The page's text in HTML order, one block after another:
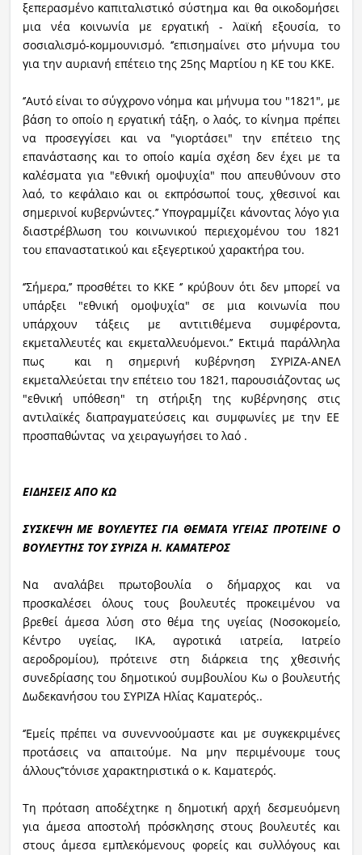
ξεπερασμένο καπιταλιστικό σύστημα και θα οικοδομήσει
μια νέα κοινωνία με εργατική - λαϊκή εξουσία, το
σοσιαλισμό-κομμουνισμό. ‘’επισημαίνει στο μήνυμα του
για την αυριανή επέτειο της 25ης Μαρτίου η ΚΕ του ΚΚΕ.
‘’Αυτό είναι το σύγχρονο νόημα και μήνυμα του "1821", με
βάση το οποίο η εργατική τάξη, ο λαός, το κίνημα πρέπει
να προσεγγίσει και να "γιορτάσει" την επέτειο της
επανάστασης και το οποίο καμία σχέση δεν έχει με τα
καλέσματα για "εθνική ομοψυχία" που απευθύνουν στο
λαό, το κεφάλαιο και οι εκπρόσωποί τους, χθεσινοί και
σημερινοί κυβερνώντες.’’ Υπογραμμίζει κάνοντας λόγο για
διαστρέβλωση του κοινωνικού περιεχομένου του 1821
του επαναστατικού και εξεγερτικού χαρακτήρα του.
‘’Σήμερα,’’ προσθέτει το ΚΚΕ ‘’ κρύβουν ότι δεν μπορεί να
υπάρξει "εθνική ομοψυχία" σε μια κοινωνία που
υπάρχουν τάξεις με αντιτιθέμενα συμφέροντα,
εκμεταλλευτές και εκμεταλλευόμενοι.’’ Εκτιμά παράλληλα
πως και η σημερινή κυβέρνηση ΣΥΡΙΖΑ-ΑΝΕΛ
εκμεταλλεύεται την επέτειο του 1821, παρουσιάζοντας ως
"εθνική υπόθεση" τη στήριξη της κυβέρνησης στις
αντιλαϊκές διαπραγματεύσεις και συμφωνίες με την ΕΕ
προσπαθώντας να χειραγωγήσει το λαό .
ΕΙΔΗΣΕΙΣ ΑΠΟ ΚΩ
ΣΥΣΚΕΨΗ ΜΕ ΒΟΥΛΕΥΤΕΣ ΓΙΑ ΘΕΜΑΤΑ ΥΓΕΙΑΣ ΠΡΟΤΕΙΝΕ Ο
ΒΟΥΛΕΥΤΗΣ ΤΟΥ ΣΥΡΙΖΑ Η. ΚΑΜΑΤΕΡΟΣ
Να αναλάβει πρωτοβουλία ο δήμαρχος και να
προσκαλέσει όλους τους βουλευτές προκειμένου να
βρεθεί άμεσα λύση στο θέμα της υγείας (Νοσοκομείο,
Κέντρο υγείας, ΙΚΑ, αγροτικά ιατρεία, Ιατρείο
αεροδρομίου), πρότεινε στη διάρκεια της χθεσινής
συνεδρίασης του δημοτικού συμβουλίου Κω ο βουλευτής
Δωδεκανήσου του ΣΥΡΙΖΑ Ηλίας Καματερός..
‘’Εμείς πρέπει να συνεννοούμαστε και με συγκεκριμένες
προτάσεις να απαιτούμε. Να μην περιμένουμε τους
άλλους’’τόνισε χαρακτηριστικά ο κ. Καματερός.
Τη πρόταση αποδέχτηκε η δημοτική αρχή δεσμευόμενη
για άμεσα αποστολή πρόσκλησης στους βουλευτές και
στους άμεσα εμπλεκόμενους φορείς και συλλόγους και